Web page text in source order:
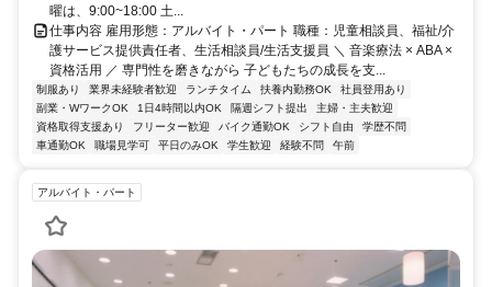
曜は、9:00~18:00 土...
仕事内容 雇用形態：アルバイト・パート 職種：児童相談員、福祉/介
護サービス提供責任者、生活相談員/生活支援員 ＼ 音楽療法 × ABA ×
資格活用 ／ 専門性を磨きながら 子どもたちの成長を支...
制服あり 業界未経験者歓迎 ランチタイム 扶養内勤務OK
社員登用あり
副業・WワークOK
1日4時間以内OK 隔週シフト提出
主婦・主夫歓迎
資格取得支援あり
フリーター歓迎 バイク通勤OK シフト自由
学歴不問
車通勤OK
職場見学可 平日のみOK 学生歓迎 経験不問 午前
アルバイト・パート